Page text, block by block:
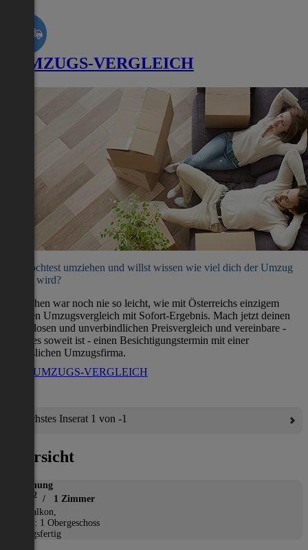
UMZUGS-VERGLEICH
Du möchtest umziehen und willst wissen wie viel dich der Umzug
kosten wird?
Umziehen war noch nie so leicht, wie mit Österreichs einzigem
direkten Umzugsvergleich mit Sofort-Ergebnis. Mach jetzt deinen
kostenlosen und unverbindlichen Preisvergleich und vereinbare -
wenn es soweit ist - einen Besichtigungstermin mit einer
verlässlichen Umzugsfirma.
ZUM UMZUGS-VERGLEICH
Nächstes Inserat 1 von -1
Übersicht
Wohnung
2 / 1 Zimmer
Balkon,
Etage: 1 Obergeschoss
Bezugsfertig